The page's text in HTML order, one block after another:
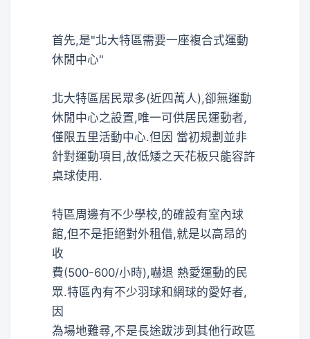
首先,是"北大特區需要一座複合式運動
休閒中心"
北大特區居民眾多(近四萬人),卻無運動
休閒中心之設置,唯一可供居民運動者,
僅限五里活動中心.但因 當初規劃並非
針對運動項目,故低矮之天花板只能容許
桌球使用.
特區周邊有不少學校,的確設有室內球
館,但不是拒絕對外租借,就是以高昂的
收
費(500-600/小時),嚇退 熱愛運動的民
眾.特區內有不少羽球和網球的愛好者,
因
為場地難尋,不是長途跋涉到其他行政區